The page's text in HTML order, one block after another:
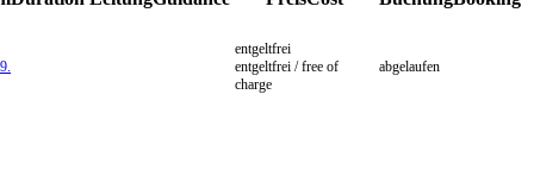
entgeltfrei
entgeltfrei / free of
charge
abgelaufen